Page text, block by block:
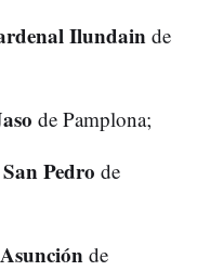
Ilundainde
de Pamplona;
San Pedro de
de